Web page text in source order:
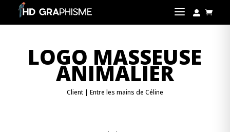
a  
LOGO MASSEUSE
ANIMALIER
Client | Entre les mains de Céline